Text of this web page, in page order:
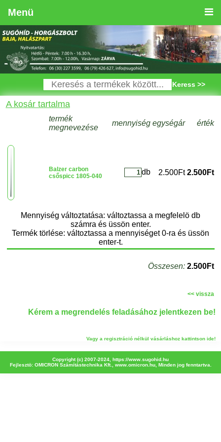
Menü
Keress >>
A kosár tartalma
termék
megnevezése
mennyiség egységár érték
Balzer carbon
csőspicc 1805-040
db 2.500Ft 2.500Ft
Mennyiség változtatása: változtassa a megfelelö db
számra és üssön enter.
Termék törlése: változtassa a mennyiséget 0-ra és üssön
enter-t.
Összesen: 2.500Ft
<< vissza
Kérem a megrendelés feladásához jelentkezen be!
Vagy a regisztráció nélkül vásárláshoz kattintson ide!
Copyright (c) 2007-2024, https://www.sugohid.hu
Fejlesztö: OMICRON Számítástechnika Kft., www.omicron.hu, Minden jog fenntartva.